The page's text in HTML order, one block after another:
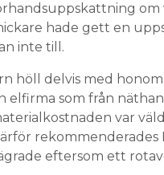
om
hade gett en
inte till.
höll delvis med
elfirma som från
var
rekommenderades
eftersom ett